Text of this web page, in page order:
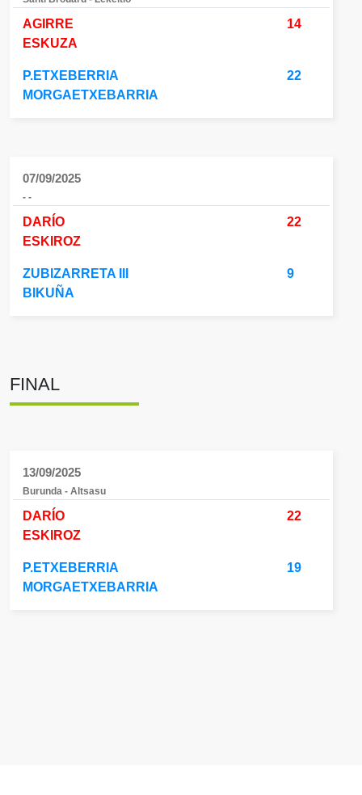
AGIRRE
ESKUZA
14
P.ETXEBERRIA
MORGAETXEBARRIA
22
07/09/2025
- -
DARÍO
ESKIROZ
22
ZUBIZARRETA III
BIKUÑA
9
FINAL
13/09/2025
Burunda - Altsasu
DARÍO
ESKIROZ
22
P.ETXEBERRIA
MORGAETXEBARRIA
19